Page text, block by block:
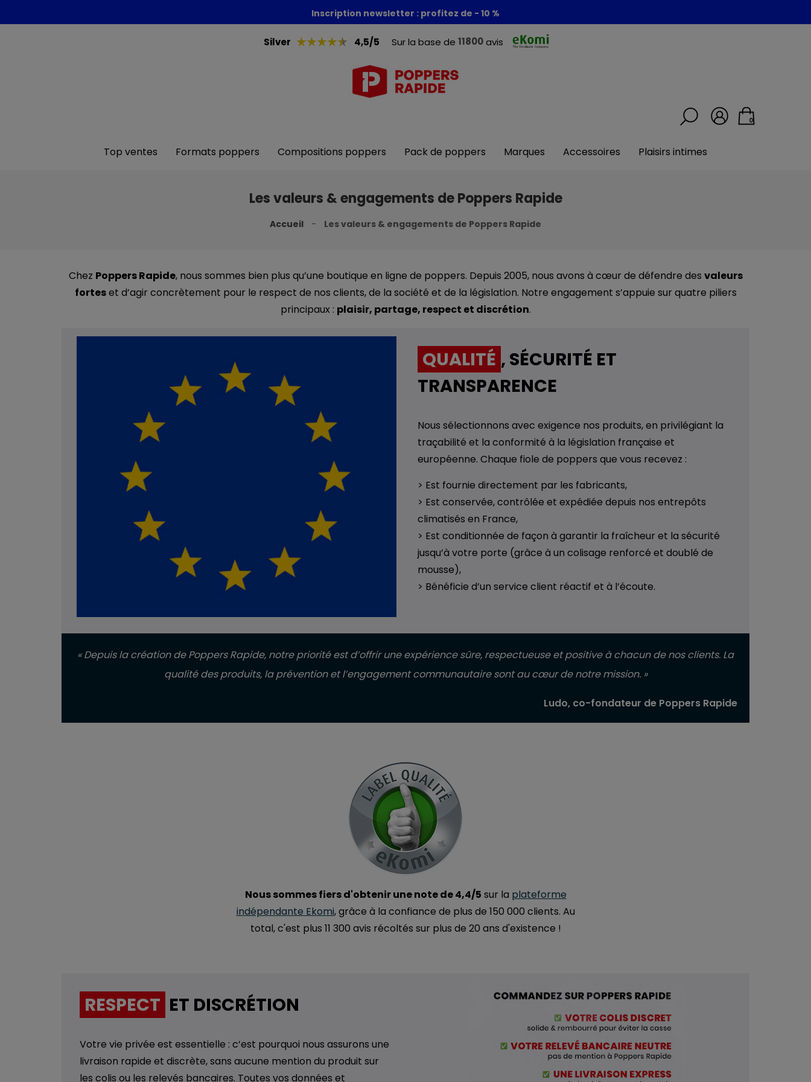
Foire aux poppers : - 30% + 1 poppers offert
Inscription newsletter : profitez de - 10 %
Silver 4,5/5 Sur la base de 11800avis
0
Top ventes Formats poppers Compositions poppers Pack de poppers Marques Accessoires Plaisirs intimes
Les valeurs & engagements de Poppers Rapide
Accueil Les valeurs & engagements de Poppers Rapide
Chez Poppers Rapide, nous sommes bien plus qu’une boutique en ligne de poppers. Depuis 2005, nous avons à cœur de défendre des valeurs
forteset d’agir concrètement pour le respect de nos clients, de la société et de la législation. Notre engagement s’appuie sur quatre piliers
principaux : plaisir, partage, respect et discrétion.
QUALITÉ , SÉCURITÉ ET
TRANSPARENCE
Nous sélectionnons avec exigence nos produits, en privilégiant la
traçabilité et la conformité à la législation française et
européenne. Chaque fiole de poppers que vous recevez :
> Est fournie directement par les fabricants,
> Est conservée, contrôlée et expédiée depuis nos entrepôts
climatisés en France,
> Est conditionnée de façon à garantir la fraîcheur et la sécurité
jusqu’à votre porte (grâce à un colisage renforcé et doublé de
mousse),
> Bénéficie d’un service client réactif et à l’écoute.
« Depuis la création de Poppers Rapide, notre priorité est d’offrir une expérience sûre, respectueuse et positive à chacun de nos clients. La
qualité des produits, la prévention et l’engagement communautaire sont au cœur de notre mission. »
Ludo, co-fondateur de Poppers Rapide
Nous sommes fiers d'obtenir une note de 4,4/5 sur la plateforme
indépendante Ekomi, grâce à la confiance de plus de 150 000 clients. Au
total, c'est plus 11 300 avis récoltés sur plus de 20 ans d'existence !
RESPECT ET DISCRÉTION
Votre vie privée est essentielle : c’est pourquoi nous assurons une
livraison rapide et discrète, sans aucune mention du produit sur
les colis ou les relevés bancaires. Toutes vos données et